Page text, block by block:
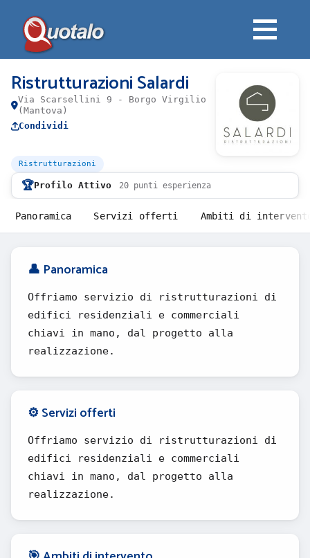
Ristrutturazioni Salardi
Via Scarsellini 9 - Borgo Virgilio
(Mantova)
Condividi
Ristrutturazioni
🏆Profilo Attivo 20 punti esperienza
Panoramica Servizi offerti Ambiti di
👤 Panoramica
Offriamo servizio di ristrutturazioni di
edifici residenziali e commerciali
chiavi in mano, dal progetto alla
realizzazione.
⚙️ Servizi offerti
Offriamo servizio di ristrutturazioni di
edifici residenziali e commerciali
chiavi in mano, dal progetto alla
realizzazione.